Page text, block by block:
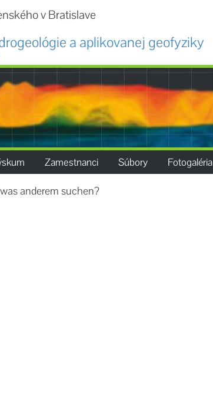
v Bratislave
a aplikovanej geofyziky
.
Zamestnanci Súbory Fotogaléria
anderem suchen?